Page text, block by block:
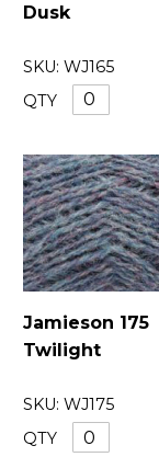
Dusk
SKU: WJ165
QTY
Jamieson 175
Twilight
SKU: WJ175
QTY